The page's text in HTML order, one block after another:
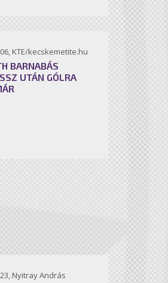
KTE/kecskemetite.hu
BARNABÁS
UTÁN GÓLRA
Nyitray András